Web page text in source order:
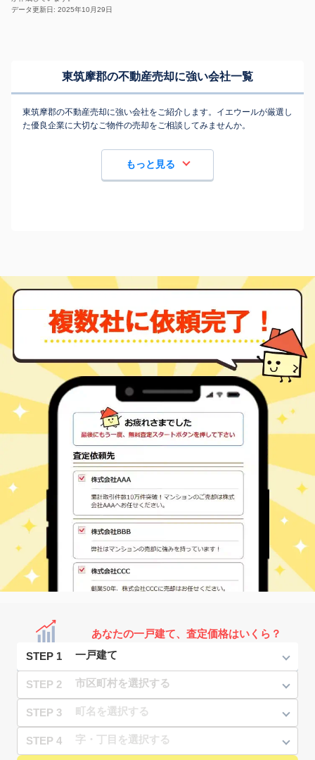
データ更新日: 2025年10月29日
東筑摩郡の不動産売却に強い会社一覧
東筑摩郡の不動産売却に強い会社をご紹介します。イエウールが厳選し
た優良企業に大切なご物件の売却をご相談してみませんか。
もっと見る
あなたの一戸建て、査定価格はいくら？
STEP 1
STEP 2
STEP 3
STEP 4